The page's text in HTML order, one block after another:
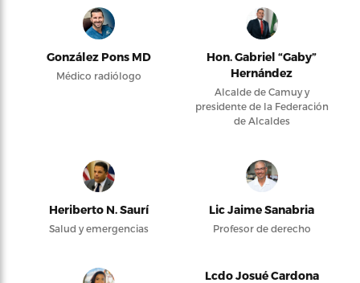
González Pons MD
Médico radiólogo
Hon. Gabriel “Gaby”
Hernández
Alcalde de Camuy y
presidente de la Federación
de Alcaldes
Heriberto N. Saurí
Salud y emergencias
Lic Jaime Sanabria
Profesor de derecho
Lcdo Josué Cardona